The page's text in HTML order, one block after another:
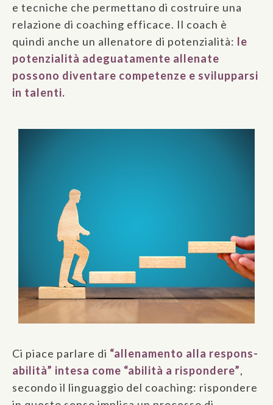
e tecniche che permettano di costruire una
relazione di coaching efficace. Il coach è
quindi anche un allenatore di potenzialità: le
potenzialità adeguatamente allenate
possono diventare competenze e svilupparsi
in talenti.
Ci piace parlare di “allenamento alla respons-
abilità” intesa come “abilità a rispondere”,
secondo il linguaggio del coaching: rispondere